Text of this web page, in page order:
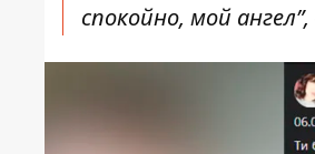
спокойно, мой